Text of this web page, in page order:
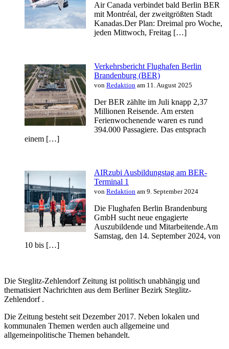
Air Canada verbindet bald Berlin BER
mit Montréal, der zweitgrößten Stadt
Kanadas.Der Plan: Dreimal pro Woche,
jeden Mittwoch, Freitag […]
Verkehrsbericht Flughafen Berlin
Brandenburg (BER)
von Redaktion am 11. August 2025
Der BER zählte im Juli knapp 2,37
Millionen Reisende. Am ersten
Ferienwochenende waren es rund
394.000 Passagiere. Das entsprach
einem […]
AIRzubi Ausbildungstag am BER-
Terminal 1
von Redaktion am 9. September 2024
Die Flughafen Berlin Brandenburg
GmbH sucht neue engagierte
Auszubildende und Mitarbeitende.Am
Samstag, den 14. September 2024, von
10 bis […]
Die Steglitz-Zehlendorf Zeitung ist politisch unabhängig und
thematisiert Nachrichten aus dem Berliner Bezirk Steglitz-
Zehlendorf .
Die Zeitung besteht seit Dezember 2017. Neben lokalen und
kommunalen Themen werden auch allgemeine und
allgemeinpolitische Themen behandelt.